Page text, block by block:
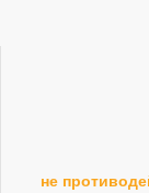
не